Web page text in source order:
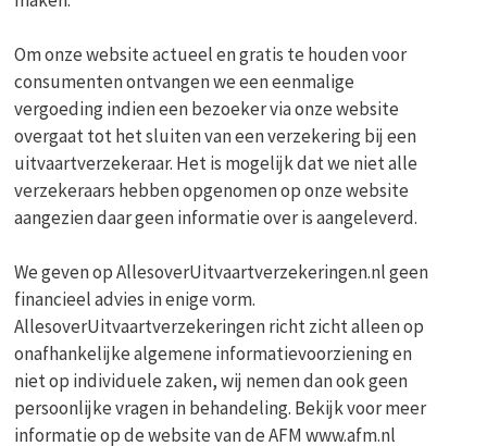
Om onze website actueel en gratis te houden voor
consumenten ontvangen we een eenmalige
vergoeding indien een bezoeker via onze website
overgaat tot het sluiten van een verzekering bij een
uitvaartverzekeraar. Het is mogelijk dat we niet alle
verzekeraars hebben opgenomen op onze website
aangezien daar geen informatie over is aangeleverd.
We geven op AllesoverUitvaartverzekeringen.nl geen
financieel advies in enige vorm.
AllesoverUitvaartverzekeringen richt zicht alleen op
onafhankelijke algemene informatievoorziening en
niet op individuele zaken, wij nemen dan ook geen
persoonlijke vragen in behandeling. Bekijk voor meer
informatie op de website van de AFM www.afm.nl